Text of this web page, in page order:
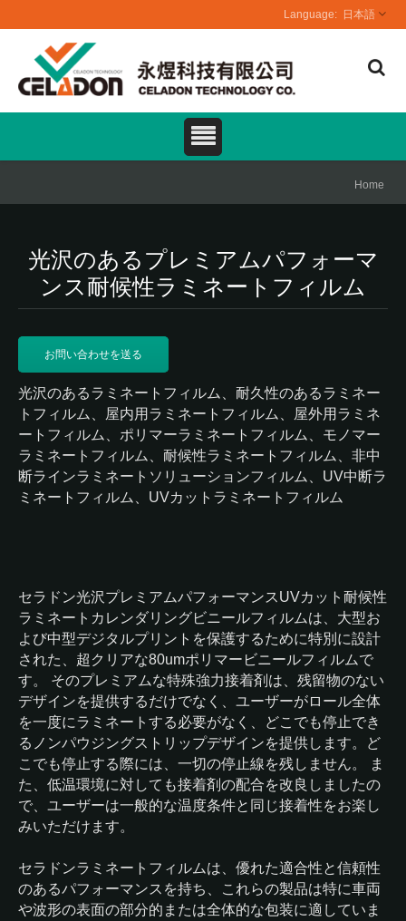
日本語
Home
光沢のあるプレミアムパフォーマ
ンス耐候性ラミネートフィルム
お問い合わせを送る
光沢のあるラミネートフィルム、耐久性のあるラミネー
トフィルム、屋内用ラミネートフィルム、屋外用ラミネ
ートフィルム、ポリマーラミネートフィルム、モノマー
ラミネートフィルム、耐候性ラミネートフィルム、非中
断ラインラミネートソリューションフィルム、UV中断ラ
ミネートフィルム、UVカットラミネートフィルム
セラドン光沢プレミアムパフォーマンスUVカット耐候性
ラミネートカレンダリングビニールフィルムは、大型お
よび中型デジタルプリントを保護するために特別に設計
された、超クリアな80umポリマービニールフィルムで
す。 そのプレミアムな特殊強力接着剤は、残留物のない
デザインを提供するだけでなく、ユーザーがロール全体
を一度にラミネートする必要がなく、どこでも停止でき
るノンパウジングストリップデザインを提供します。ど
こでも停止する際には、一切の停止線を残しません。 ま
た、低温環境に対しても接着剤の配合を改良しましたの
で、ユーザーは一般的な温度条件と同じ接着性をお楽し
みいただけます。
セラドンラミネートフィルムは、優れた適合性と信頼性
のあるパフォーマンスを持ち、これらの製品は特に車両
や波形の表面の部分的または全体的な包装に適していま